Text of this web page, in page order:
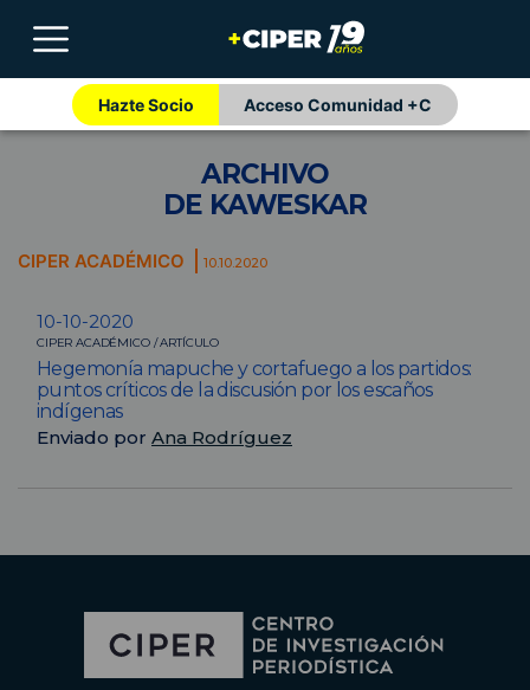
Hazte Socio Acceso Comunidad +C
ARCHIVO
DE KAWESKAR
CIPER ACADÉMICO 10.10.2020
10-10-2020
CIPER ACADÉMICO / ARTÍCULO
Hegemonía mapuche y cortafuego a los partidos:
puntos críticos de la discusión por los escaños
indígenas
Enviado por Ana Rodríguez